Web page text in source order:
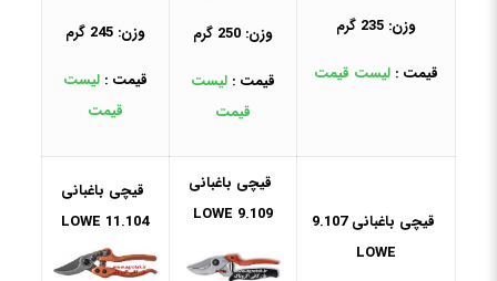
وزن: 235 گرم
قیمت :لیست قیمت
وزن: 250 گرم
قیمت :لیست
قیمت
وزن: 245 گرم
قیمت :لیست
قیمت
قیچی باغبانی 9.107
LOWE
قیچی باغبانی
9.109 LOWE
قیچی باغبانی
11.104 LOWE